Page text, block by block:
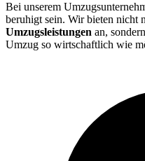
Bei unserem
beruhigt sein. Wir bieten nicht
Umzugsleistungen an,
Umzug so wirtschaftlich wie